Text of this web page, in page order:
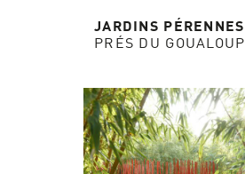
JARDINS PÉRENNES
PRÉS DU GOUALOUP